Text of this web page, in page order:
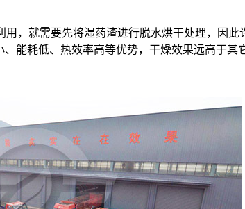
，就需要先将湿药渣进行脱水烘干处理，因
能耗低、热效率高等优势，干燥效果远高于